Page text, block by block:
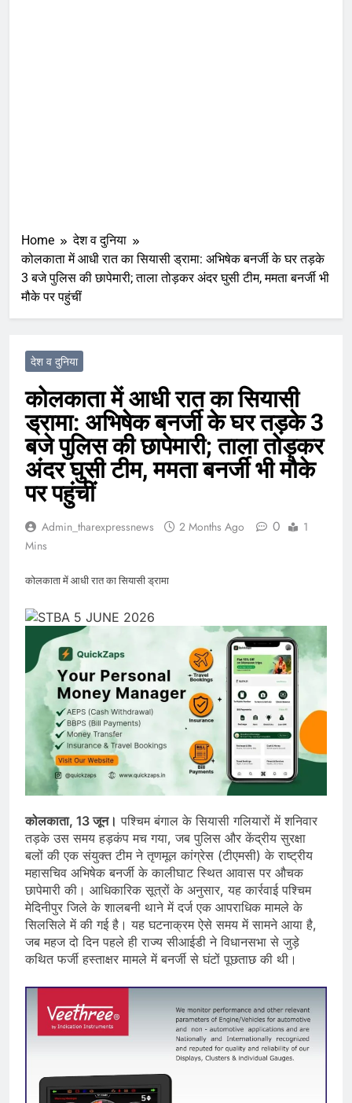
Home
देश व दुनिया
कोलकाता में आधी रात का सियासी ड्रामा: अभिषेक बनर्जी के घर तड़के
3 बजे पुलिस की छापेमारी; ताला तोड़कर अंदर घुसी टीम, ममता बनर्जी भी
मौके पर पहुंचीं
देश व दुनिया
कोलकाता में आधी रात का सियासी
ड्रामा: अभिषेक बनर्जी के घर तड़के 3
बजे पुलिस की छापेमारी; ताला तोड़कर
अंदर घुसी टीम, ममता बनर्जी भी मौके
पर पहुंचीं
Admin_tharexpressnews 2 Months Ago 0
1
Mins
कोलकाता में आधी रात का सियासी ड्रामा
कोलकाता, 13 जून। पश्चिम बंगाल के सियासी गलियारों में शनिवार
तड़के उस समय हड़कंप मच गया, जब पुलिस और केंद्रीय सुरक्षा
बलों की एक संयुक्त टीम ने तृणमूल कांग्रेस (टीएमसी) के राष्ट्रीय
महासचिव अभिषेक बनर्जी के कालीघाट स्थित आवास पर औचक
छापेमारी की। आधिकारिक सूत्रों के अनुसार, यह कार्रवाई पश्चिम
मेदिनीपुर जिले के शालबनी थाने में दर्ज एक आपराधिक मामले के
सिलसिले में की गई है। यह घटनाक्रम ऐसे समय में सामने आया है,
जब महज दो दिन पहले ही राज्य सीआईडी ने विधानसभा से जुड़े
कथित फर्जी हस्ताक्षर मामले में बनर्जी से घंटों पूछताछ की थी।